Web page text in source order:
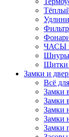
ЧАСЫ
Шнуры
Щитки
Замки и
Всё
Замки
Замки
Замки
Замки
Замки